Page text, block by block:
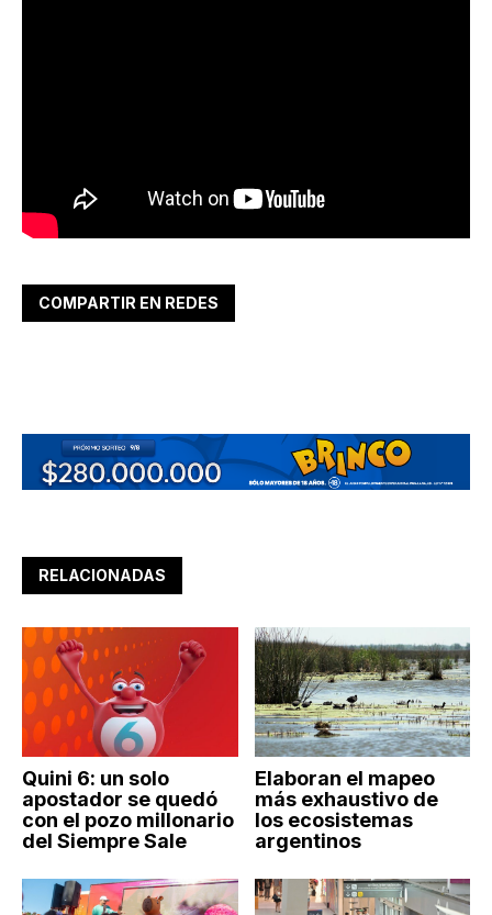
COMPARTIR EN REDES
RELACIONADAS
Quini 6: un solo
apostador se quedó
con el pozo millonario
del Siempre Sale
Elaboran el mapeo
más exhaustivo de
los ecosistemas
argentinos